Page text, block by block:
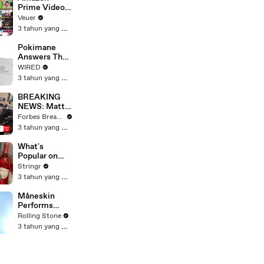
Prime Video
Will Show
Commercials
Year
Veuer
3 tahun yang lalu
Pokimane
Answers The
Web's Most
Searched
WIRED
3 tahun yang lalu
BREAKING
NEWS: Matt
Gaetz Tells
House
'I'm Not Going
To Vote For A
Continuing
Resolution'
Forbes Breaking News
3 tahun yang lalu
What's
Popular on
Uber Eats?
Stringr
3 tahun yang lalu
Måneskin
Performs
"HONEY" at
MSG
Rolling Stone
3 tahun yang lalu